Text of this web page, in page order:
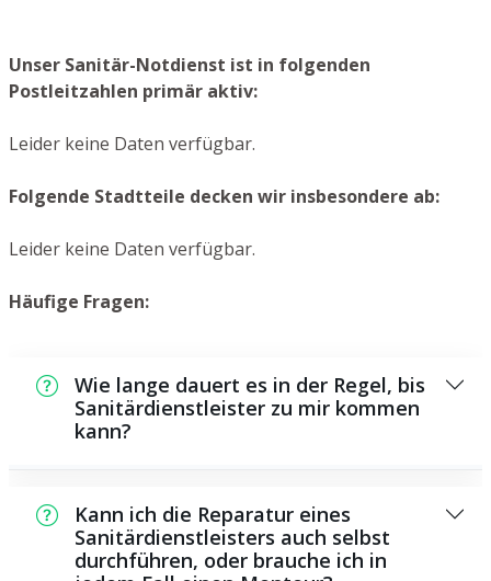
Unser Sanitär-Notdienst ist in folgenden
Postleitzahlen primär aktiv:
Leider keine Daten verfügbar.
Folgende Stadtteile decken wir insbesondere ab:
Leider keine Daten verfügbar.
Häufige Fragen:
Wie lange dauert es in der Regel, bis
Sanitärdienstleister zu mir kommen
kann?
Schadensstelle sein. Das hängt aber auch von
der Auftragslage zu dem Zeitraum ab sowie
von der Verkehrssituation und der örtlichen
Kann ich die Reparatur eines
Sanitärdienstleisters auch selbst
durchführen, oder brauche ich in